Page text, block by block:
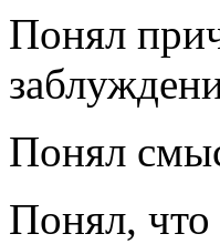
Понял
Понял
Понял, что